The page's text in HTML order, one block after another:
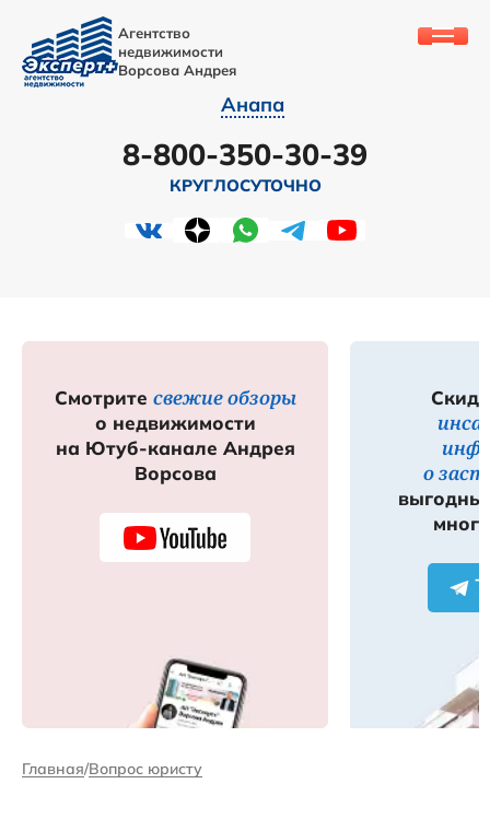
Агентство
недвижимости
Ворсова Андрея
Анапа
8-800-350-30-39
КРУГЛОСУТОЧНО
Смотрите свежие обзоры
о недвижимости
на Ютуб-канале Андрея
Ворсова
о
Главная Вопрос юристу